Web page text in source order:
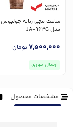
مدل JA-963G
7,500,000تومان
ارسال فوری
مشخصات محصول